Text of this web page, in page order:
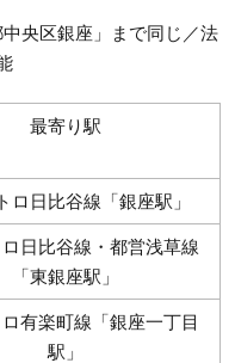
央区銀座」まで同じ／法
最寄り駅
ロ日比谷線「銀座駅」
日比谷線・都営浅草線
「東銀座駅」
有楽町線「銀座一丁目
駅」